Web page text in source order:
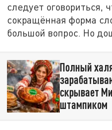
следует оговориться,
сокращённая форма
большой вопрос. Но
Полный
скрывает
штампиком